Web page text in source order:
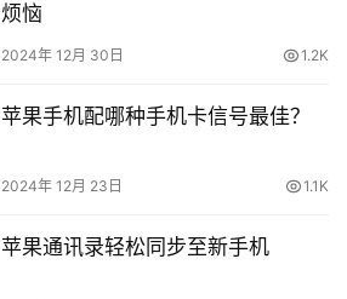
投稿
烦恼
2024年 12月 30日 1.2K
苹果手机配哪种手机卡信号最佳？
2024年 12月 23日 1.1K
苹果通讯录轻松同步至新手机